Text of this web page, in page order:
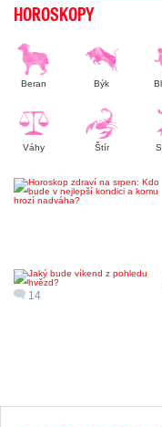
HOROSKOPY
Beran Býk
Váhy Štír
14